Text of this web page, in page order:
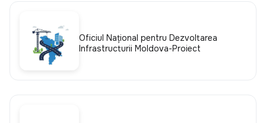
Oficiul Național pentru Dezvoltarea
Infrastructurii Moldova-Proiect